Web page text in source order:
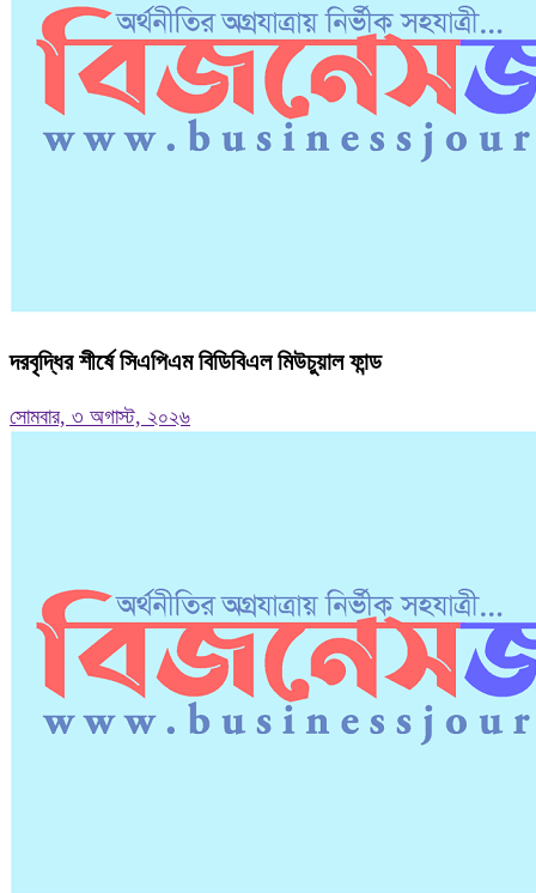
দরবৃদ্ধির শীর্ষে সিএপিএম বিডিবিএল মিউচুয়াল ফান্ড
সোমবার, ৩ অগাস্ট, ২০২৬